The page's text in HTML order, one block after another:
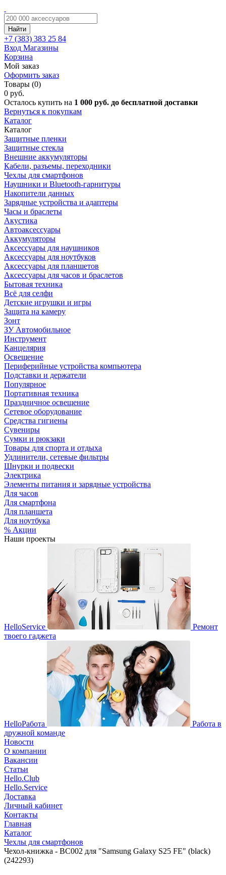
Найти
+7 (383) 383 25 84
Вход Магазины
Корзина
Мой заказ
Оформить заказ
Товары (0)
0 руб.
Осталось купить на 1 000 руб. до бесплатной доставки
Вернуться к покупкам
Каталог
Каталог
Защитные пленки
Защитные стекла
Внешние аккумуляторы
Кабели, разъемы, переходники
Чехлы для смартфонов
Наушники и Bluetooth-гарнитуры
Накопители данных
Зарядные устройства и адаптеры
Часы и браслеты
Акустика
Автоаксессуары
Аккумуляторы
Аксессуары для наушников
Аксессуары для ноутбуков
Аксессуары для планшетов
Аксессуары для часов и браслетов
Бытовая техника
Всё для селфи
Детские игрушки и игры
Защита на камеру
Зонт
ЗУ Автомобильное
Инструмент
Канцелярия
Освещение
Периферийные устройства компьютера
Подставки и держатели
Популярное
Портативная техника
Праздничное освещение
Сетевое оборудование
Средства гигиены
Сувениры
Сумки и рюкзаки
Товары для спорта и отдыха
Удлинители, сетевые фильтры
Шнурки и подвески
Электрика
Элементы питания и зарядные устройства
Для часов
Для смартфона
Для планшета
Для ноутбука
% Акции
Наши проекты
HelloService
Ремонт
твоего гаджета
HelloРабота
Работа в
дружной команде
Новости
О компании
Вакансии
Статьи
Hello.Club
Hello.Service
Доставка
Личный кабинет
Контакты
Главная
Каталог
Чехлы для смартфонов
Чехол-книжка - BC002 для "Samsung Galaxy S25 FE" (black)
(242293)